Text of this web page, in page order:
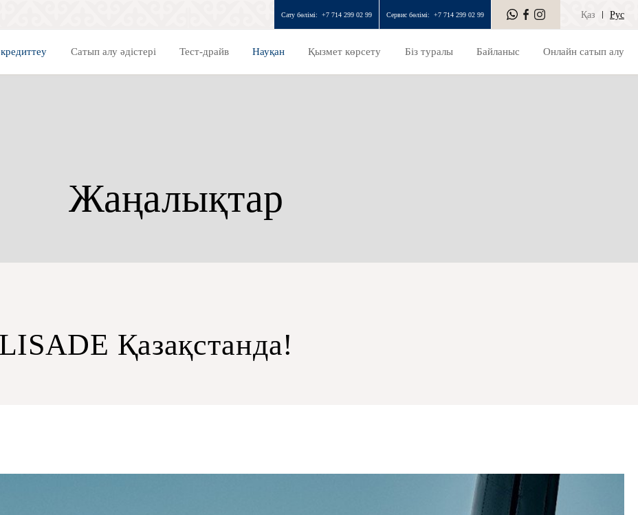
Сату бөлімі: +7 714 299 02 99 Сервис бөлімі: +7 714 299 02 99 Қаз Рус
Сатып алу әдістері Тест-драйв Науқан Қызмет көрсету Біз туралы Байланыс Онлайн сатып алу
Жаңалықтар
Қазақстанда!